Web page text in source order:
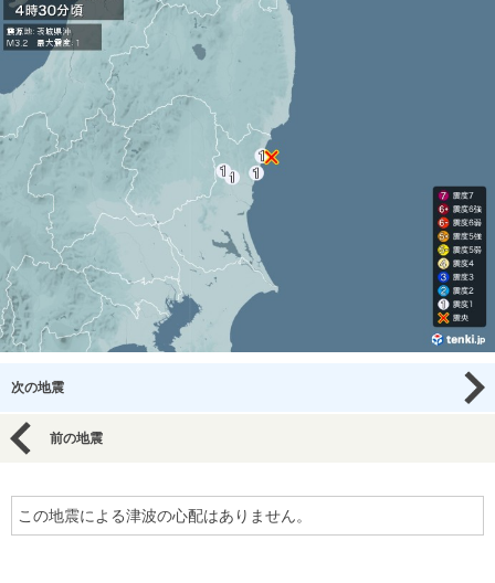
次の地震
前の地震
この地震による津波の心配はありません。